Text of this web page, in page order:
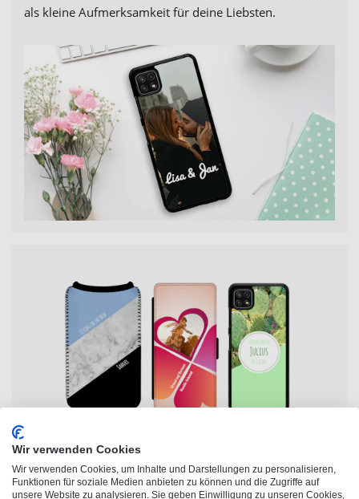
als kleine Aufmerksamkeit für deine Liebsten.
Unzählige Design-Möglichkeiten
Wir verwenden Cookies
Wir verwenden Cookies, um Inhalte und Darstellungen zu personalisieren,
Funktionen für soziale Medien anbieten zu können und die Zugriffe auf
unsere Website zu analysieren. Sie geben Einwilligung zu unseren Cookies,